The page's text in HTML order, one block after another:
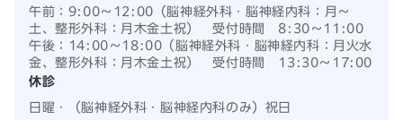
午前： 9:00〜 12:00（脳神経外科・脳神経内科：月～
土、整形外科：月木金土祝） 受付時間 8:30～11:00
午後：
14:00 〜 18:00（脳神経外科・脳神経内科：月火水
金、整形外科：月木金土祝） 受付時間 13:30～17:00
休診
日曜・（脳神経外科・脳神経内科のみ）祝日